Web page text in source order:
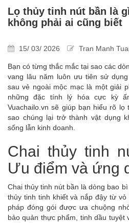
Lọ thủy tinh nút bần là
không phải ai cũng biết
15/ 03/ 2026 Tran Manh
Bạn có từng thắc mắc tại sao các
vang lâu năm luôn ưu tiên sử
sau vẻ ngoài mộc mạc là một giải
những đặc tính lý hóa cực kỳ
Vuachailo.vn sẽ giúp bạn hiểu rõ
sao chúng lại trở thành vật dụng
sống lẫn kinh doanh.
Chai thủy tinh
Ưu điểm và ứng
Chai thủy tinh nút bần là dòng bao
thủy tinh tinh khiết và nắp đậy từ
pháp đóng gói được ưa chuộng
bảo quản thực phẩm, tinh dầu tuyệt